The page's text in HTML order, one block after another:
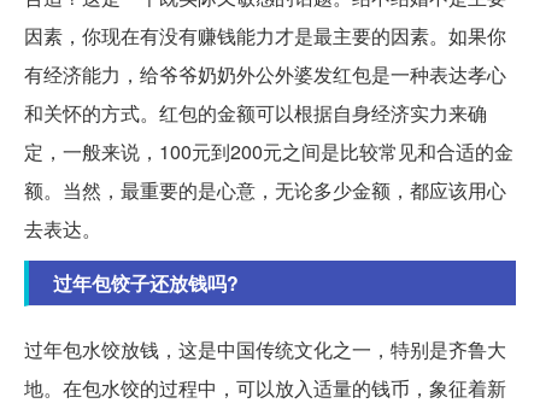
因素，你现在有没有赚钱能力才是最主要的因素。如果你
有经济能力，给爷爷奶奶外公外婆发红包是一种表达孝心
和关怀的方式。红包的金额可以根据自身经济实力来确
定，一般来说，100元到200元之间是比较常见和合适的金
额。当然，最重要的是心意，无论多少金额，都应该用心
去表达。
过年包饺子还放钱吗?
过年包水饺放钱，这是中国传统文化之一，特别是齐鲁大
地。在包水饺的过程中，可以放入适量的钱币，象征着新